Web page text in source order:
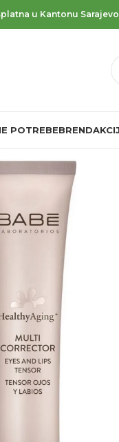
u Kantonu
POTREBEBREND